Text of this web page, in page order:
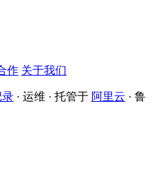
作 关于我们
录 · 运维 · 托管于 阿里云 · 鲁